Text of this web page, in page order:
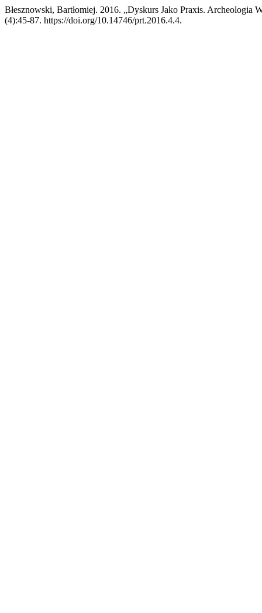
Błesznowski, Bartłomiej. 2016. „Dyskurs Jako Praxis. Archeologia
(4):45-87. https://doi.org/10.14746/prt.2016.4.4.